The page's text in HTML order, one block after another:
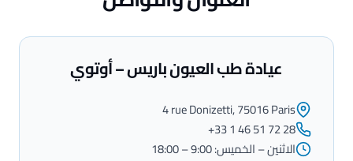
عيادة طب العيون باريس – أوتوي
4 rue Donizetti, 75016 Paris
+33 1 46 51 72 28
الاثنين – الخميس: 9:00 – 18:00